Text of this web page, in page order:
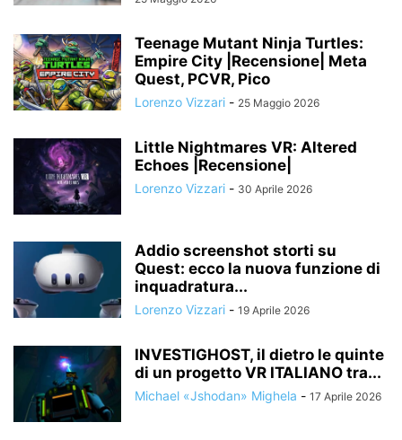
Teenage Mutant Ninja Turtles:
Empire City |Recensione| Meta
Quest, PCVR, Pico
Lorenzo Vizzari - 25 Maggio 2026
Little Nightmares VR: Altered
Echoes |Recensione|
Lorenzo Vizzari - 30 Aprile 2026
Addio screenshot storti su
Quest: ecco la nuova funzione di
inquadratura...
Lorenzo Vizzari - 19 Aprile 2026
INVESTIGHOST, il dietro le quinte
di un progetto VR ITALIANO tra...
Michael «Jshodan» Mighela - 17 Aprile 2026